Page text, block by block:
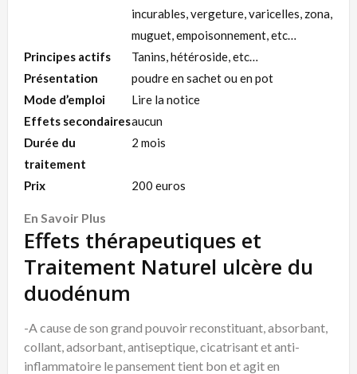
incurables, vergeture, varicelles, zona,
muguet, empoisonnement, etc…
Principes actifs
Tanins, hétéroside, etc…
Présentation
poudre en sachet ou en pot
Mode d’emploi
Lire la notice
Effets secondairesaucun
Durée du
traitement
2 mois
Prix 200 euros
En Savoir Plus
Effets thérapeutiques et
Traitement Naturel ulcère du
duodénum
-A cause de son grand pouvoir reconstituant, absorbant,
collant, adsorbant, antiseptique, cicatrisant et anti-
inflammatoire le pansement tient bon et agit en